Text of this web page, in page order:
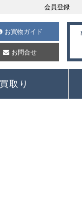
会員登録
お買物ガイド
お問合せ
買取り